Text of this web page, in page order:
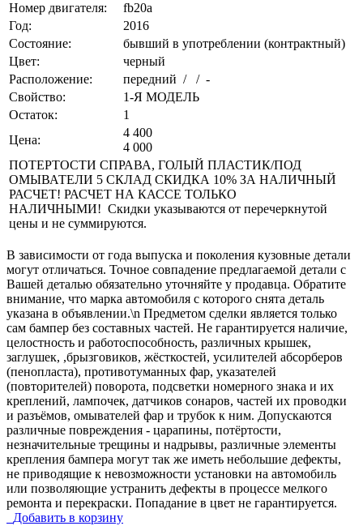
Номер двигателя:
fb20a
Год:
2016
Состояние:
бывший в употреблении (контрактный)
Цвет:
черный
Расположение:
передний / / -
Свойство:
1-Я МОДЕЛЬ
Остаток:
1
Цена:
4 400
4 000
ПОТЕРТОСТИ СПРАВА, ГОЛЫЙ ПЛАСТИК/ПОД
ОМЫВАТЕЛИ 5 СКЛАД СКИДКА 10% ЗА НАЛИЧНЫЙ
РАСЧЕТ! РАСЧЕТ НА КАССЕ ТОЛЬКО
НАЛИЧНЫМИ! Скидки указываются от перечеркнутой
цены и не суммируются.
В зависимости от года выпуска и поколения кузовные детали
могут отличаться. Точное совпадение предлагаемой детали с
Вашей деталью обязательно уточняйте у продавца. Обратите
внимание, что марка автомобиля с которого снята деталь
указана в объявлении.\n Предметом сделки является только
сам бампер без составных частей. Не гарантируется наличие,
целостность и работоспособность, различных крышек,
заглушек, ,брызговиков, жёсткостей, усилителей абсорберов
(пенопласта), противотуманных фар, указателей
(повторителей) поворота, подсветки номерного знака и их
креплений, лампочек, датчиков сонаров, частей их проводки
и разъёмов, омывателей фар и трубок к ним. Допускаются
различные повреждения - царапины, потёртости,
незначительные трещины и надрывы, различные элементы
крепления бампера могут так же иметь небольшие дефекты,
не приводящие к невозможности установки на автомобиль
или позволяющие устранить дефекты в процессе мелкого
ремонта и перекраски. Попадание в цвет не гарантируется.
Добавить в корзину